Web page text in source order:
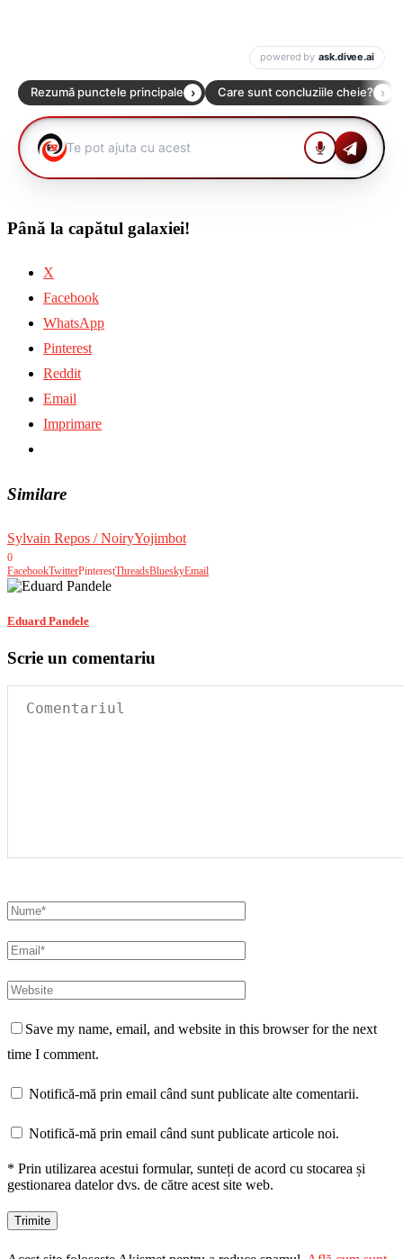
Până la capătul galaxiei!
X
Facebook
WhatsApp
Pinterest
Reddit
Email
Imprimare
Similare
Sylvain Repos / NoiryYojimbot
0
FacebookTwitterPinterestThreadsBlueskyEmail
Eduard Pandele
Scrie un comentariu
Save my name, email, and website in this browser for the next
time I comment.
Notifică-mă prin email când sunt publicate alte comentarii.
Notifică-mă prin email când sunt publicate articole noi.
* Prin utilizarea acestui formular, sunteți de acord cu stocarea și
gestionarea datelor dvs. de către acest site web.